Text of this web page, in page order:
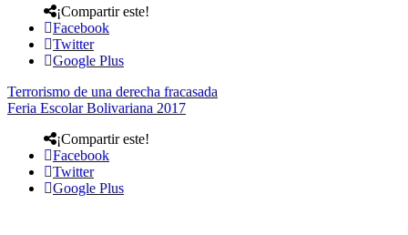
¡Compartir este!
Facebook
Twitter
Google Plus
Terrorismo de una derecha fracasada
Feria Escolar Bolivariana 2017
¡Compartir este!
Facebook
Twitter
Google Plus